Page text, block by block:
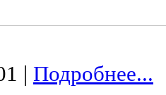
| Подробнее...